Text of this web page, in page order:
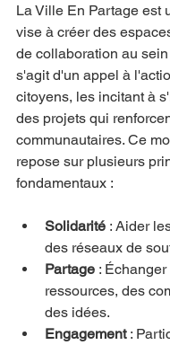
La Ville En Partage est
vise à créer des
de collaboration au
s'agit d'un appel à
citoyens, les incitant à
des projets qui
communautaires. Ce
repose sur plusieurs
fondamentaux :
Solidarité : Aider
des réseaux de
Partage :
ressources, des
des idées.
Engagement :